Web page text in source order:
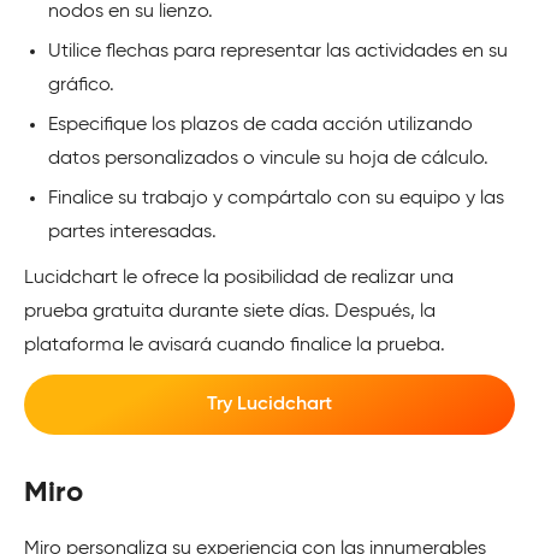
nodos en su lienzo.
Utilice flechas para representar las actividades en su
gráfico.
Especifique los plazos de cada acción utilizando
datos personalizados o vincule su hoja de cálculo.
Finalice su trabajo y compártalo con su equipo y las
partes interesadas.
Lucidchart le ofrece la posibilidad de realizar una
prueba gratuita durante siete días. Después, la
plataforma le avisará cuando finalice la prueba.
Try Lucidchart
Miro
Miro personaliza su experiencia con las innumerables